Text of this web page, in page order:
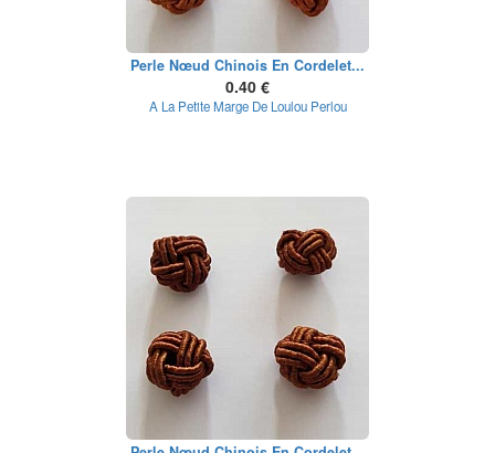
Perle Nœud Chinois En Cordelet...
0.40 €
A La Petite Marge De Loulou Perlou